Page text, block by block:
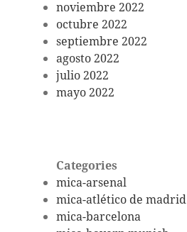
noviembre 2022
octubre 2022
septiembre 2022
agosto 2022
julio 2022
mayo 2022
Categories
mica-arsenal
mica-atlético de madrid
mica-barcelona